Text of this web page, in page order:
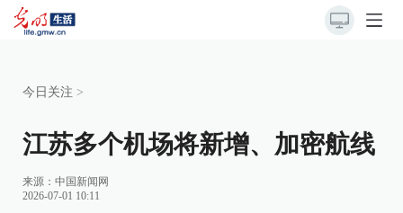
今日关注 >
江苏多个机场将新增、加密航线
来源： 中国新闻网
2026-07-01 10:11